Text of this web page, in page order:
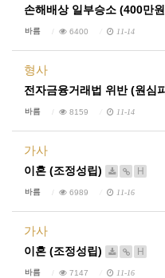
손해배상 일부승소 (400만
바름 6400 11-14
형사
전자금융거래법 위반 (원심
바름 8159 11-14
가사
이혼 (조정성립)
H
바름 6989 11-16
가사
이혼 (조정성립)
H
바름 7147 11-16